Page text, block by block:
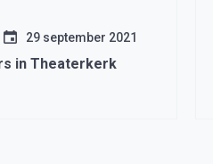
29 september 2021
in Theaterkerk